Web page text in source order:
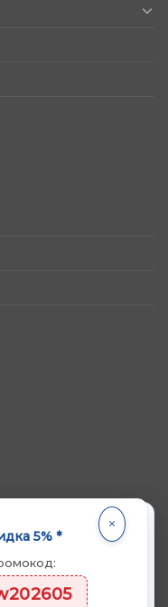
пользоваться
обработки и
защищены
данных
cookie
5% *